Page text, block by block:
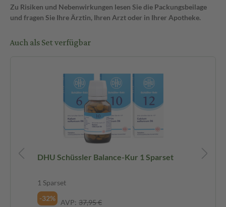
Zu Risiken und Nebenwirkungen lesen Sie die Packungsbeilage
und fragen Sie Ihre Ärztin, Ihren Arzt oder in Ihrer Apotheke.
Auch als Set verfügbar
DHU Schüssler Balance-Kur 1 Sparset
1 Sparset
-32%
AVP: 37,95 €